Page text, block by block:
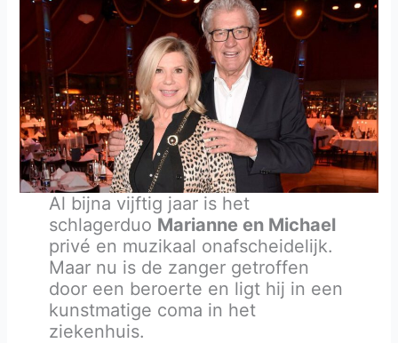
Al bijna vijftig jaar is het
schlagerduo Marianne en Michael
privé en muzikaal onafscheidelijk.
Maar nu is de zanger getroffen
door een beroerte en ligt hij in een
kunstmatige coma in het
ziekenhuis.